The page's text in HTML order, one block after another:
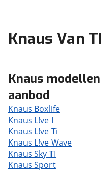
Knaus Van
Knaus
aanbod
Knaus Boxlife
Knaus L!ve I
Knaus L!ve Ti
Knaus L!ve Wave
Knaus Sky TI
Knaus Sport